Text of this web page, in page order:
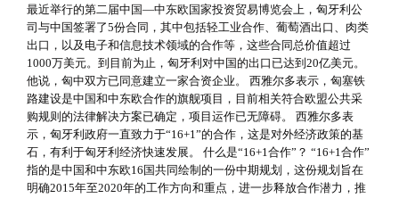
最近举行的第二届中国—中东欧国家投资贸易博览会上，匈牙利公
司与中国签署了5份合同，其中包括轻工业合作、葡萄酒出口、肉类
出口，以及电子和信息技术领域的合作等，这些合同总价值超过
1000万美元。到目前为止，匈牙利对中国的出口已达到20亿美元。
他说，匈中双方已同意建立一家合资企业。 西雅尔多表示，匈塞铁
路建设是中国和中东欧合作的旗舰项目，目前相关符合欧盟公共采
购规则的法律解决方案已确定，项目运作已无障碍。 西雅尔多表
示，匈牙利政府一直致力于“16+1”的合作，这是对外经济政策的基
石，有利于匈牙利经济快速发展。 什么是“16+1合作”？ “16+1合作”
指的是中国和中东欧16国共同绘制的一份中期规划，这份规划旨在
明确2015年至2020年的工作方向和重点，进一步释放合作潜力，推